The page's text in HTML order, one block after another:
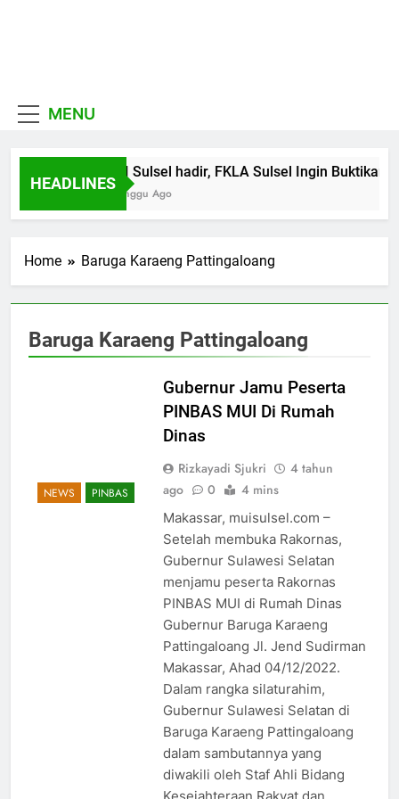
MENU
HEADLINES
MUI Sulsel hadir, FKLA Sulsel Ingin Buktikan
1 Minggu Ago
Home Baruga Karaeng Pattingaloang
Baruga Karaeng Pattingaloang
NEWS PINBAS
Gubernur Jamu Peserta
PINBAS MUI Di Rumah
Dinas
Rizkayadi Sjukri
4 tahun
ago
0 4 mins
Makassar, muisulsel.com –
Setelah membuka Rakornas,
Gubernur Sulawesi Selatan
menjamu peserta Rakornas
PINBAS MUI di Rumah Dinas
Gubernur Baruga Karaeng
Pattingaloang Jl. Jend Sudirman
Makassar, Ahad 04/12/2022.
Dalam rangka silaturahim,
Gubernur Sulawesi Selatan di
Baruga Karaeng Pattingaloang
dalam sambutannya yang
diwakili oleh Staf Ahli Bidang
MUI Sulsel dan LPH Madani
Indonesia Tetapkan Empat
Pelaku Usaha Halal
NEWS